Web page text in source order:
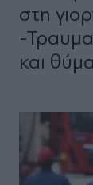
στη
-
και θύμα